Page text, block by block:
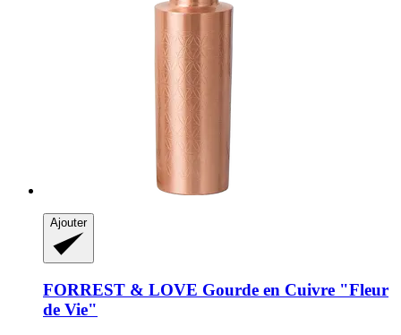
Ajouter
FORREST & LOVE Gourde en Cuivre "Fleur
de Vie"